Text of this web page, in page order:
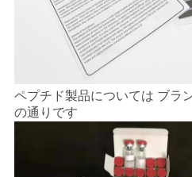
ペプチド製品については ブラ
の通りです